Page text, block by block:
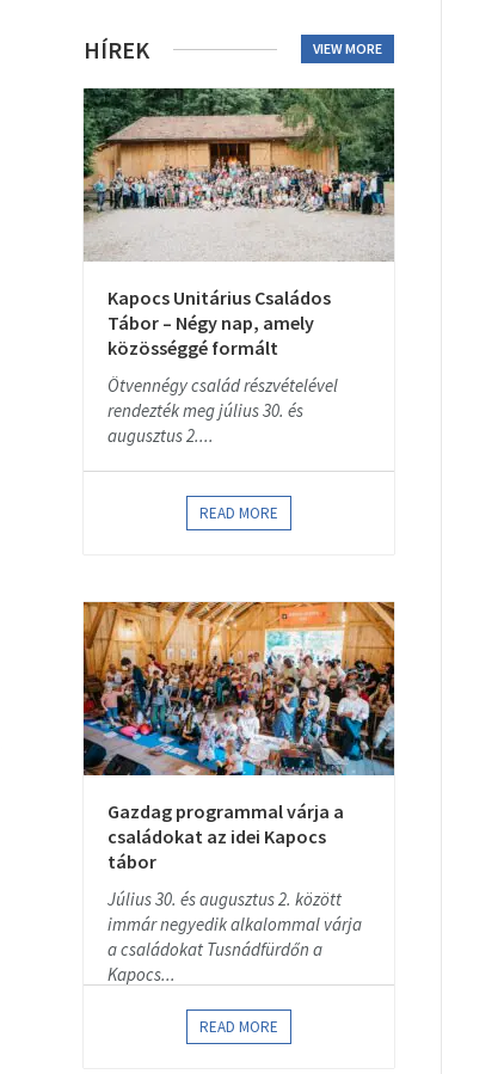
HÍREK VIEW MORE
Kapocs Unitárius Családos
Tábor – Négy nap, amely
közösséggé formált
Ötvennégy család részvételével
rendezték meg július 30. és
augusztus 2....
READ MORE
Gazdag programmal várja a
családokat az idei Kapocs
tábor
Július 30. és augusztus 2. között
immár negyedik alkalommal várja
a családokat Tusnádfürdőn a
Kapocs...
READ MORE